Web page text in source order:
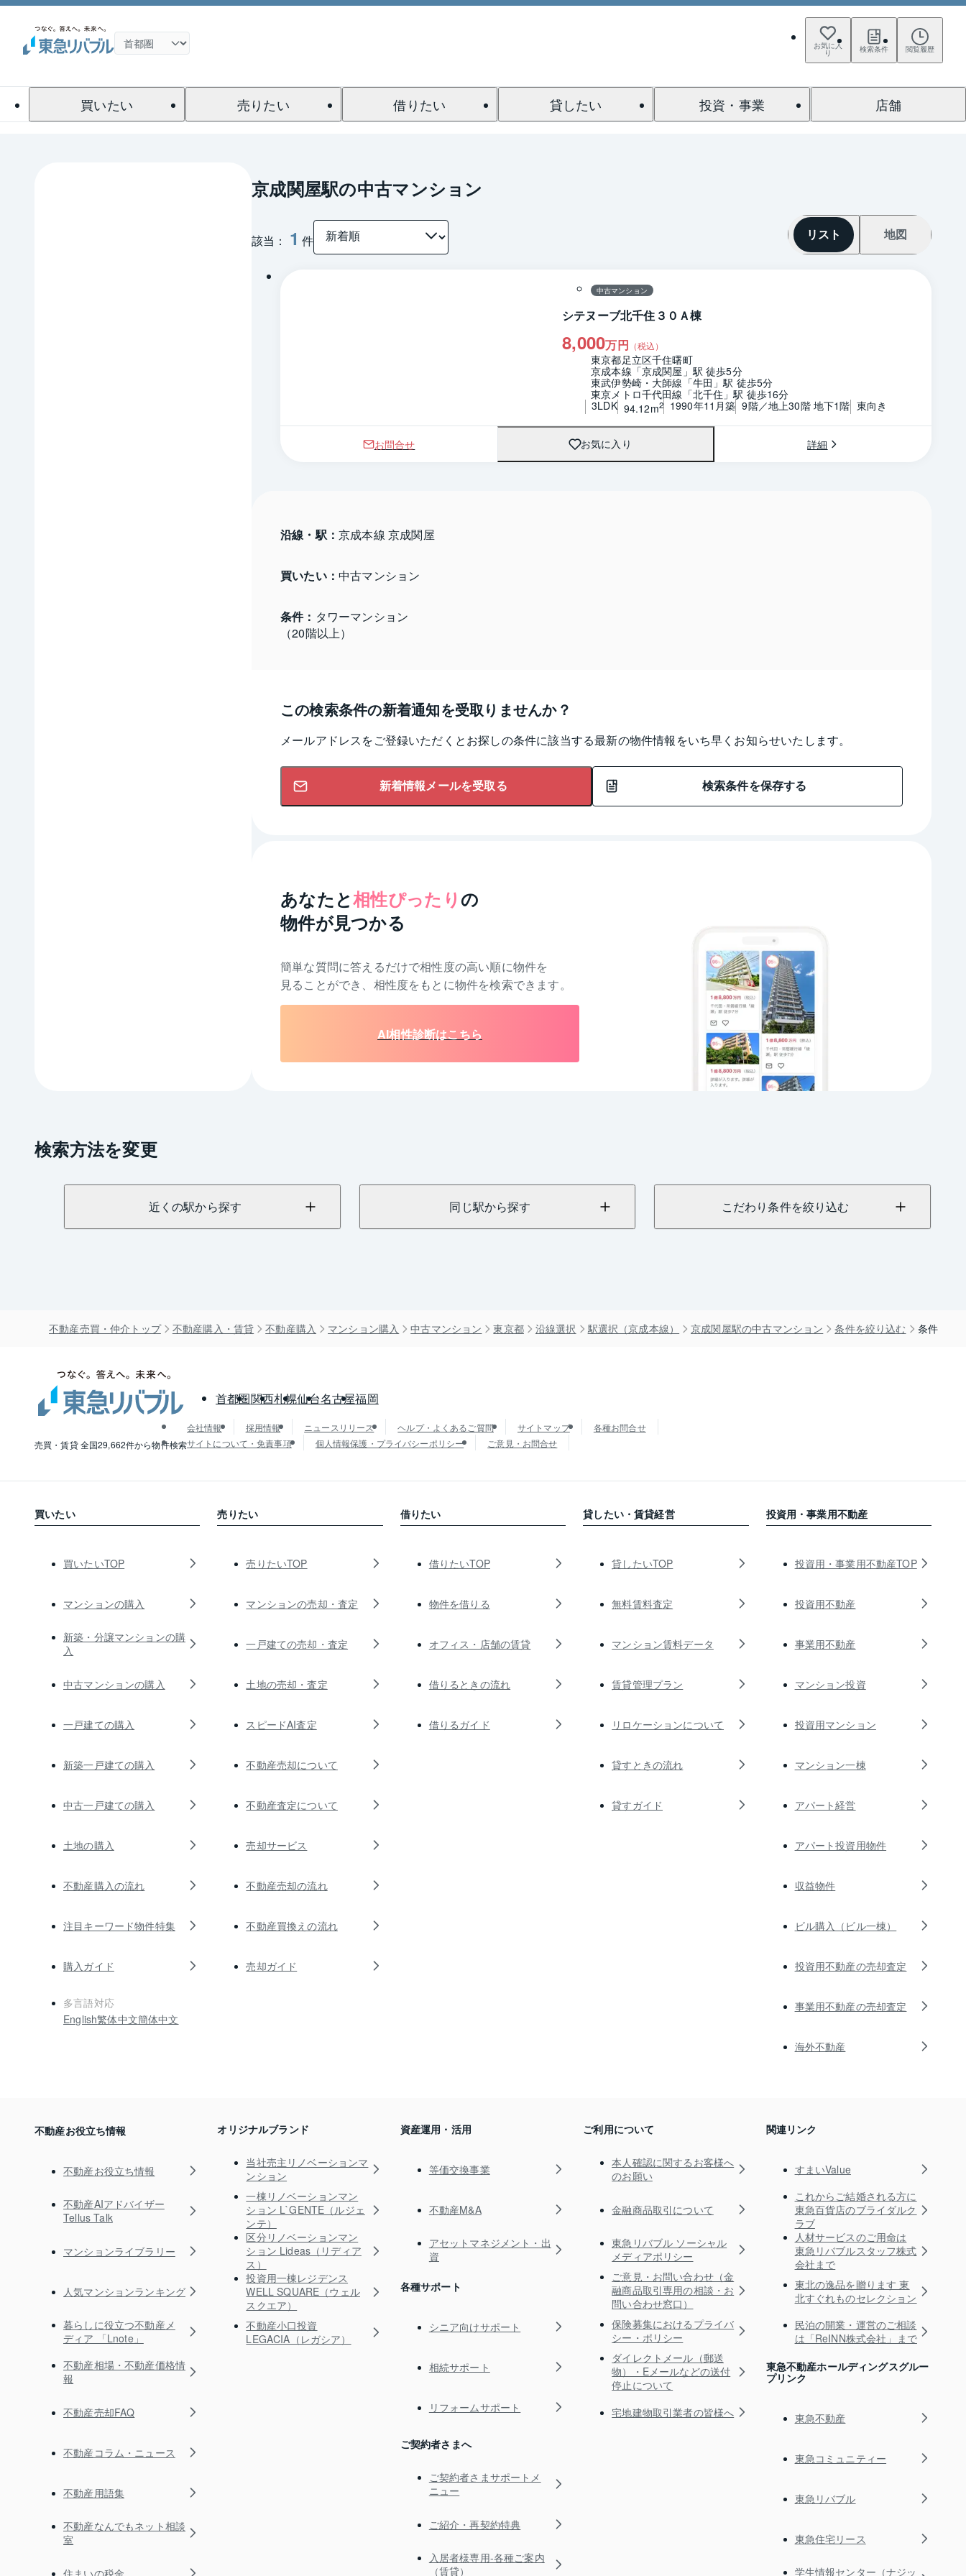
お気に入
り 検索条件 閲覧履歴
買いたい 売りたい 借りたい 貸したい 投資・事業 店舗
京成関屋駅の中古マンション
該当： 1 件 リスト 地図
1 / 0
中古マンション
シテヌーブ北千住３０Ａ棟
8,000万円 （税込）
東京都足立区千住曙町
京成本線「京成関屋」駅 徒歩5分
東武伊勢崎・大師線「牛田」駅 徒歩5分
東京メトロ千代田線「北千住」駅 徒歩16分
3LDK 94.12m2 1990年11月築 9階／地上30階 地下1階 東向き
お問合せ お気に入り 詳細
沿線・駅： 京成本線 京成関屋
買いたい： 中古マンション
条件： タワーマンション
（20階以上）
この検索条件の新着通知を受取りませんか？
メールアドレスをご登録いただくとお探しの条件に該当する最新の物件情報をいち早くお知らせいたします。
新着情報メールを受取る 検索条件を保存する
あなたと相性ぴったり の
物件が見つかる
簡単な質問に答えるだけで相性度の高い順に物件を
見ることができ、相性度をもとに物件を検索できます。
AI相性診断はこちら
検索方法を変更
近くの駅から探す 同じ駅から探す こだわり条件を絞り込む
不動産売買・仲介トップ 不動産購入・賃貸 不動産購入 マンション購入 中古マンション 東京都 沿線選択 駅選択（京成本線） 京成関屋駅の中古マンション 条件を絞り込む 条件
売買・賃貸 全国29,662件から物件検索
首都圏関西札幌仙台名古屋福岡
会社情報 採用情報 ニュースリリース ヘルプ・よくあるご質問 サイトマップ
各種お問合せ
サイトについて・免責事項
個人情報保護・プライバシーポリシー ご意見・お問合せ
買いたい
買いたいTOP
マンションの購入
新築・分譲マンションの購
入
中古マンションの購入
一戸建ての購入
新築一戸建ての購入
中古一戸建ての購入
土地の購入
不動産購入の流れ
注目キーワード物件特集
購入ガイド
多言語対応
English繁体中文簡体中文
売りたい
売りたいTOP
マンションの売却・査定
一戸建ての売却・査定
土地の売却・査定
スピードAI査定
不動産売却について
不動産査定について
売却サービス
不動産売却の流れ
不動産買換えの流れ
売却ガイド
借りたい
借りたいTOP
物件を借りる
オフィス・店舗の賃貸
借りるときの流れ
借りるガイド
貸したい・賃貸経営
貸したいTOP
無料賃料査定
マンション賃料データ
賃貸管理プラン
リロケーションについて
貸すときの流れ
貸すガイド
投資用・事業用不動産
投資用・事業用不動産TOP
投資用不動産
事業用不動産
マンション投資
投資用マンション
マンション一棟
アパート経営
アパート投資用物件
収益物件
ビル購入（ビル一棟）
投資用不動産の売却査定
事業用不動産の売却査定
海外不動産
不動産お役立ち情報
不動産お役立ち情報
不動産AIアドバイザー
Tellus Talk
マンションライブラリー
人気マンションランキング
暮らしに役立つ不動産メ
ディア 「Lnote」
不動産相場・不動産価格情
報
不動産売却FAQ
不動産コラム・ニュース
不動産用語集
不動産なんでもネット相談
室
住まいの税金
オリジナルブランド
当社売主リノベーションマ
ンション
一棟リノベーションマン
ション L`GENTE（ルジェ
ンテ）
区分リノベーションマン
ション Lideas（リディア
ス）
投資用一棟レジデンス
WELL SQUARE（ウェル
スクエア）
不動産小口投資
LEGACIA（レガシア）
資産運用・活用
等価交換事業
不動産M&A
アセットマネジメント・出
資
各種サポート
シニア向けサポート
相続サポート
リフォームサポート
ご契約者さまへ
ご契約者さまサポートメ
ニュー
ご紹介・再契約特典
入居者様専用-各種ご案内
（賃貸）
ご利用について
本人確認に関するお客様へ
のお願い
金融商品取引について
東急リバブル ソーシャル
メディアポリシー
ご意見・お問い合わせ（金
融商品取引専用の相談・お
問い合わせ窓口）
保険募集におけるプライバ
シー・ポリシー
ダイレクトメール（郵送
物）・Eメールなどの送付
停止について
宅地建物取引業者の皆様へ
関連リンク
すまいValue
これからご結婚される方に
東急百貨店のブライダルク
ラブ
人材サービスのご用命は
東急リバブルスタッフ株式
会社まで
東北の逸品を贈ります 東
北すぐれものセレクション
民泊の開業・運営のご相談
は「ReINN株式会社」まで
東急不動産ホールディングスグルー
プリンク
東急不動産
東急コミュニティー
東急リバブル
東急住宅リース
学生情報センター（ナジッ